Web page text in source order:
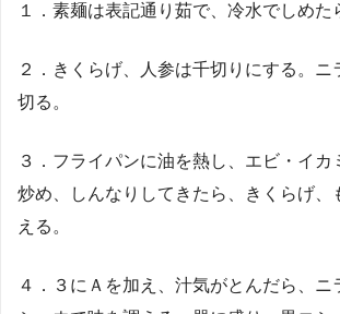
１．素麺は表記通り茹で、冷水でしめた
２．きくらげ、人参は千切りにする。ニ
切る。
３．フライパンに油を熱し、エビ・イカ
炒め、しんなりしてきたら、きくらげ、
える。
４．３にＡを加え、汁気がとんだら、ニ